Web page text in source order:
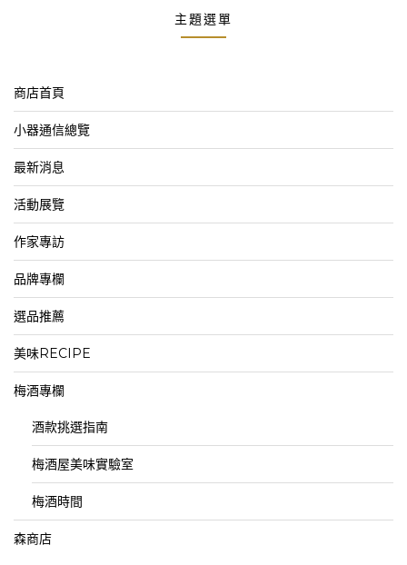
主題選單
商店首頁
小器通信總覽
最新消息
活動展覽
作家專訪
品牌專欄
選品推薦
美味RECIPE
梅酒專欄
酒款挑選指南
梅酒屋美味實驗室
梅酒時間
森商店